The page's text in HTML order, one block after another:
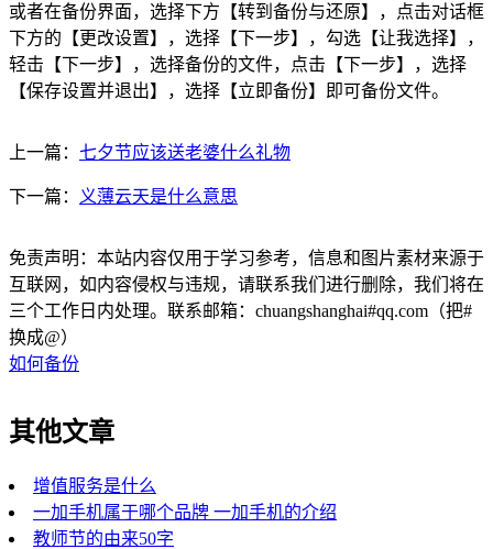
或者在备份界面，选择下方【转到备份与还原】，点击对话框
下方的【更改设置】，选择【下一步】，勾选【让我选择】，
轻击【下一步】，选择备份的文件，点击【下一步】，选择
【保存设置并退出】，选择【立即备份】即可备份文件。
上一篇： 七夕节应该送老婆什么礼物
下一篇： 义薄云天是什么意思
免责声明：本站内容仅用于学习参考，信息和图片素材来源于
互联网，如内容侵权与违规，请联系我们进行删除，我们将在
三个工作日内处理。联系邮箱：chuangshanghai#qq.com（把#
换成@）
如何备份
其他文章
增值服务是什么
一加手机属于哪个品牌 一加手机的介绍
教师节的由来50字